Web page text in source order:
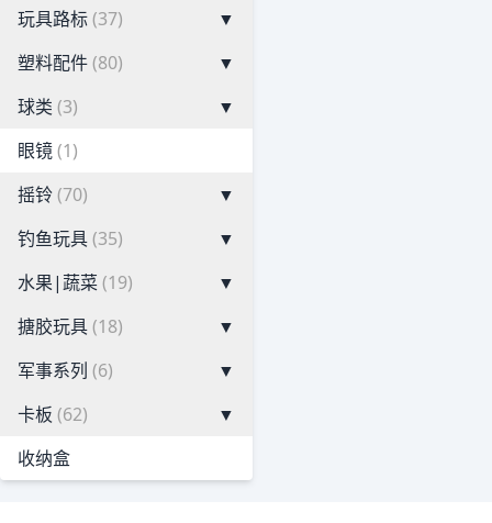
玩具路标(37)
▼
塑料配件(80)
▼
球类 (3)
▼
眼镜(1)
摇铃(70)
▼
钓鱼玩具(35)
▼
水果|蔬菜(19)
▼
搪胶玩具(18)
▼
军事系列 (6)
▼
卡板 (62)
▼
收纳盒